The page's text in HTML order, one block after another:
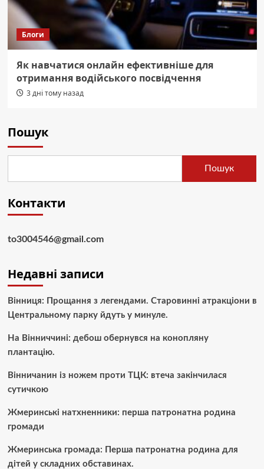
Блоги
Як навчатися онлайн ефективніше для
отримання водійського посвідчення
3 дні тому назад
Пошук
Пошук
Контакти
to3004546@gmail.com
Недавні записи
Вінниця: Прощання з легендами. Старовинні атракціони в
Центральному парку йдуть у минуле.
На Вінниччині: дебош обернувся на конопляну
плантацію.
Вінничанин із ножем проти ТЦК: втеча закінчилася
сутичкою
Жмеринські натхненники: перша патронатна родина
громади
Жмеринська громада: Перша патронатна родина для
дітей у складних обставинах.